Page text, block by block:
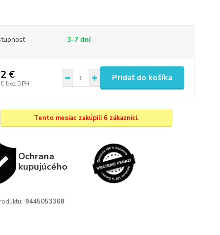
3-7 dní
€
bez DPH
Pridať do košíka
Tento mesiac zakúpili 6 zákazníci.
Ochrana
kupujúcého
9445053368